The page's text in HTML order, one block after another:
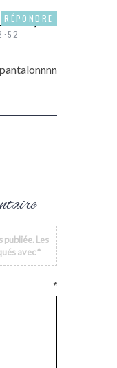
RÉPONDRE
publiée. Les
avec*
*